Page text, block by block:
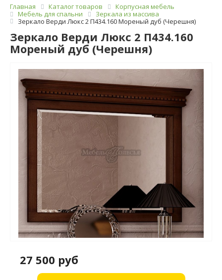
Главная Каталог товаров
Корпусная мебель
Мебель для спальни
Зеркала из массива
Зеркало Верди Люкс 2 П434.160 Мореный дуб (Черешня)
Зеркало Верди Люкс 2 П434.160
Мореный дуб (Черешня)
27 500 руб